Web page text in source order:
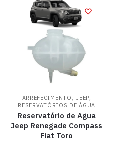
ARREFECIMENTO ,JEEP,
RESERVATÓRIOS DE ÁGUA
Reservatório de Agua
Jeep Renegade Compass
Fiat Toro